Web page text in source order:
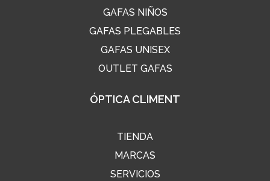
GAFAS NIÑOS
GAFAS PLEGABLES
GAFAS UNISEX
OUTLET GAFAS
ÓPTICA CLIMENT
TIENDA
MARCAS
SERVICIOS